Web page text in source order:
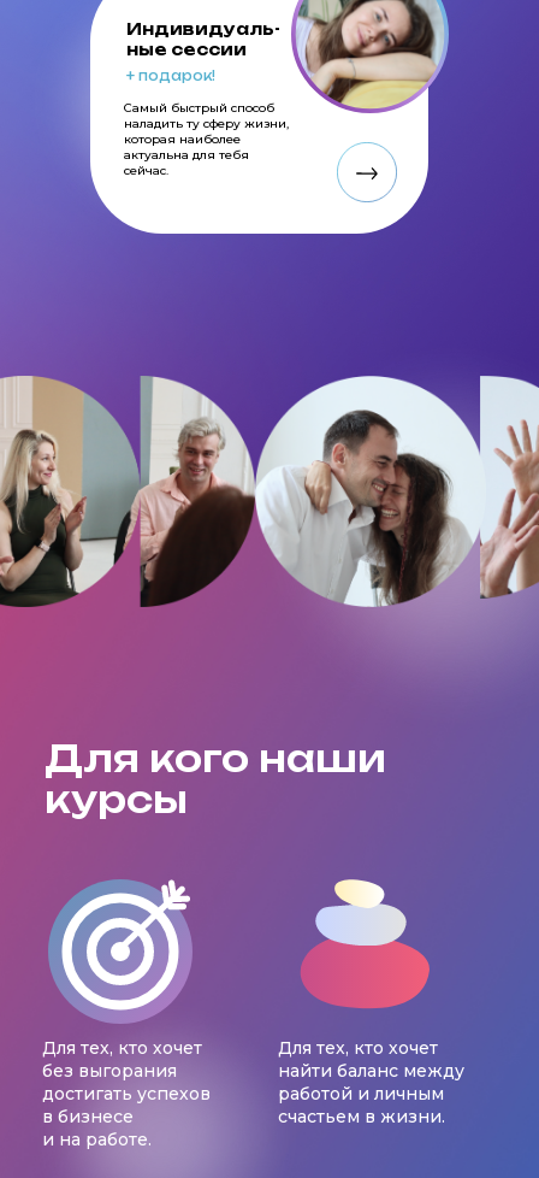
Самый быстрый способ
наладить ту сферу жизни,
которая наиболее
актуальна для тебя
сейчас.
+ подарок!
Индивидуаль-
ные сессии
Для кого наши
курсы
Для тех, кто хочет
найти баланс между
работой и личным
счастьем в жизни.
Для тех, кто хочет
без выгорания
достигать успехов
в бизнесе
и на работе.